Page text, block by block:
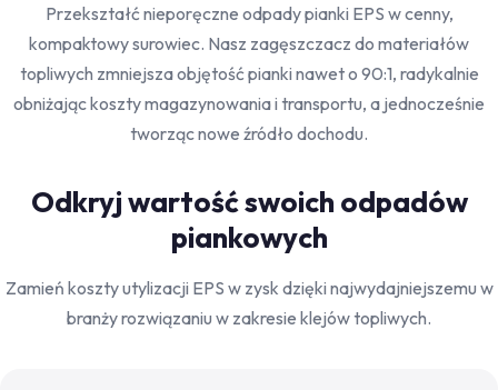
Przekształć nieporęczne odpady pianki EPS w cenny,
kompaktowy surowiec. Nasz zagęszczacz do materiałów
topliwych zmniejsza objętość pianki nawet o 90:1, radykalnie
obniżając koszty magazynowania i transportu, a jednocześnie
tworząc nowe źródło dochodu.
Odkryj wartość swoich odpadów
piankowych
Zamień koszty utylizacji EPS w zysk dzięki najwydajniejszemu w
branży rozwiązaniu w zakresie klejów topliwych.